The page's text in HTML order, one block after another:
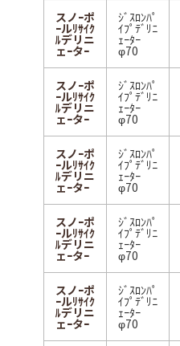
スノｰポ
ｰルﾘｻｲｸ
ﾙデリニ
ェｰタｰ
ｼﾞｽﾛﾝﾊﾟ
ｲﾌﾟﾃﾞﾘﾆ
ｪｰﾀｰ
φ70
スノｰポ
ｰルﾘｻｲｸ
ﾙデリニ
ェｰタｰ
ｼﾞｽﾛﾝﾊﾟ
ｲﾌﾟﾃﾞﾘﾆ
ｪｰﾀｰ
φ70
スノｰポ
ｰルﾘｻｲｸ
ﾙデリニ
ェｰタｰ
ｼﾞｽﾛﾝﾊﾟ
ｲﾌﾟﾃﾞﾘﾆ
ｪｰﾀｰ
φ70
スノｰポ
ｰルﾘｻｲｸ
ﾙデリニ
ェｰタｰ
ｼﾞｽﾛﾝﾊﾟ
ｲﾌﾟﾃﾞﾘﾆ
ｪｰﾀｰ
φ70
スノｰポ
ｰルﾘｻｲｸ
ﾙデリニ
ェｰタｰ
ｼﾞｽﾛﾝﾊﾟ
ｲﾌﾟﾃﾞﾘﾆ
ｪｰﾀｰ
φ70